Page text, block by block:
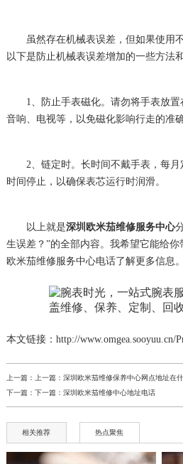
虽然存在机械表误差，但如果使用不
以下是防止机械表误差增加的一些方法
1、防止手表磁化。请勿将手表放置
音响、电视等，以免磁化影响行走的准确
2、链定时。长时间不戴手表，每月
时间停止，以确保表芯运行时润滑。
以上就是深圳欧米茄维修服务中心
生误差？”的全部内容。我希望它能给你
欧米茄维修服务中心电话了解更多信息。
本文链接：http://www.omgea.sooyuu.cn/
上一篇：上一篇： 深圳欧米茄维修保养中心网点地址在
下一篇：下一篇： 深圳欧米茄维修中心地址电话
相关推荐 热点聚焦